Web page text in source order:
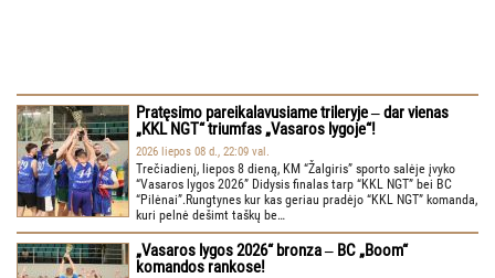
Pratęsimo pareikalavusiame trileryje ‒ dar vienas
„KKL NGT“ triumfas „Vasaros lygoje“!
2026 liepos 08 d., 22:09 val.
Trečiadienį, liepos 8 dieną, KM “Žalgiris” sporto salėje įvyko
“Vasaros lygos 2026” Didysis finalas tarp “KKL NGT” bei BC
“Pilėnai”.Rungtynes kur kas geriau pradėjo “KKL NGT” komanda,
kuri pelnė dešimt taškų be…
„Vasaros lygos 2026“ bronza ‒ BC „Boom“
komandos rankose!